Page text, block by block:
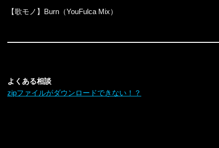
【歌モノ】Burn（YouFulca Mix）
よくある相談
zipファイルがダウンロードできない！？